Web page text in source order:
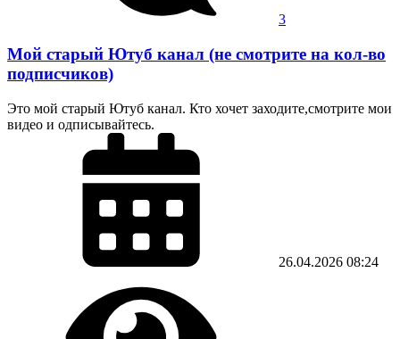
3
Мой старый Ютуб канал (не смотрите на кол-во
подписчиков)
Это мой старый Ютуб канал. Кто хочет заходите,смотрите мои
видео и одписывайтесь.
26.04.2026 08:24